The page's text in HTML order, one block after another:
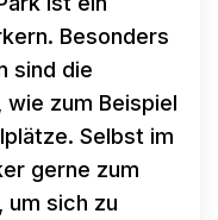
Besonders
sind die
zum Beispiel
Selbst im
gerne zum
um sich zu